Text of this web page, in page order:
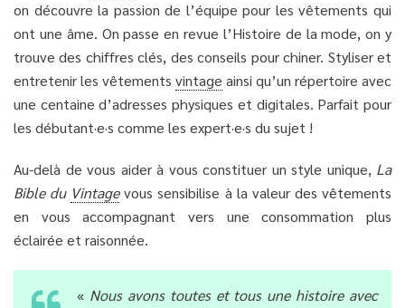
on découvre la passion de l’équipe pour les vêtements qui
ont une âme. On passe en revue l’Histoire de la mode, on y
trouve des chiffres clés, des conseils pour chiner. Styliser et
entretenir les vêtements vintage ainsi qu’un répertoire avec
une centaine d’adresses physiques et digitales. Parfait pour
les débutant·e·s comme les expert·e·s du sujet !
Au-delà de vous aider à vous constituer un style unique, La
Bible du Vintagevous sensibilise à la valeur des vêtements
en vous accompagnant vers une consommation plus
éclairée et raisonnée.
« Nous avons toutes et tous une histoire avec